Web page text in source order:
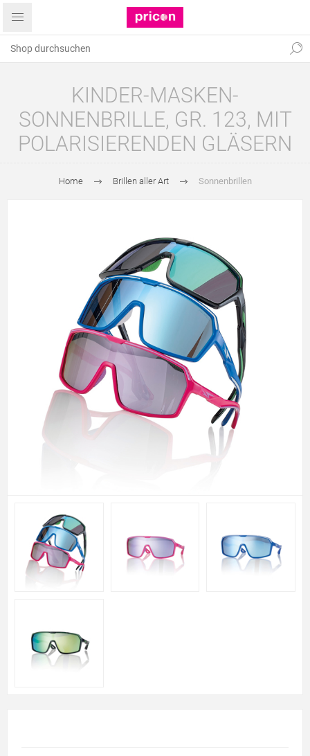
KINDER-MASKEN-
SONNENBRILLE, GR. 123, MIT
POLARISIERENDEN GLÄSERN
Home Brillen aller Art Sonnenbrillen